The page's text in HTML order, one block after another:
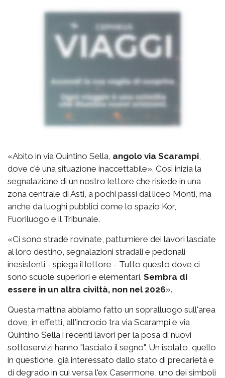
«Abito in via Quintino Sella, angolo via Scarampi,
dove c'è una situazione inaccettabile». Così inizia la
segnalazione di un nostro lettore che risiede in una
zona centrale di Asti, a pochi passi dal liceo Monti, ma
anche da luoghi pubblici come lo spazio Kor,
Fuoriluogo e il Tribunale.
«Ci sono strade rovinate, pattumiere dei lavori lasciate
al loro destino, segnalazioni stradali e pedonali
inesistenti - spiega il lettore - Tutto questo dove ci
sono scuole superiori e elementari. Sembra di
essere in un altra civiltà, non nel 2026».
Questa mattina abbiamo fatto un sopralluogo sull'area
dove, in effetti, all'incrocio tra via Scarampi e via
Quintino Sella i recenti lavori per la posa di nuovi
sottoservizi hanno "lasciato il segno". Un isolato, quello
in questione, già interessato dallo stato di precarietà e
di degrado in cui versa l'ex Casermone, uno dei simboli